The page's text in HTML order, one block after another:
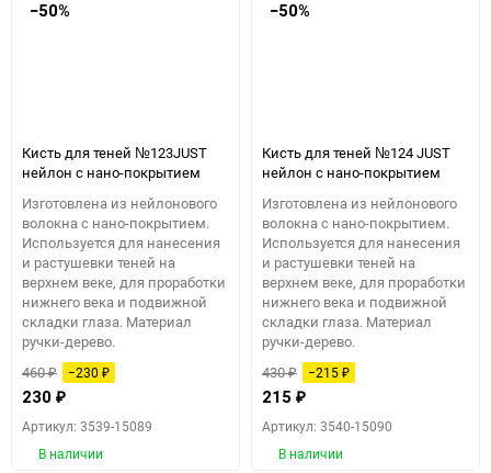
−50%
Кисть для теней №123JUST
нейлон с нано-покрытием
Изготовлена из нейлонового
волокна с нано-покрытием.
Используется для нанесения
и растушевки теней на
верхнем веке, для проработки
нижнего века и подвижной
складки глаза. Материал
ручки-дерево.
460₽ −230 ₽
230 ₽
Артикул: 3539-15089
В наличии
−50%
Кисть для теней №124 JUST
нейлон с нано-покрытием
Изготовлена из нейлонового
волокна с нано-покрытием.
Используется для нанесения
и растушевки теней на
верхнем веке, для проработки
нижнего века и подвижной
складки глаза. Материал
ручки-дерево.
430₽ −215 ₽
215 ₽
Артикул: 3540-15090
В наличии